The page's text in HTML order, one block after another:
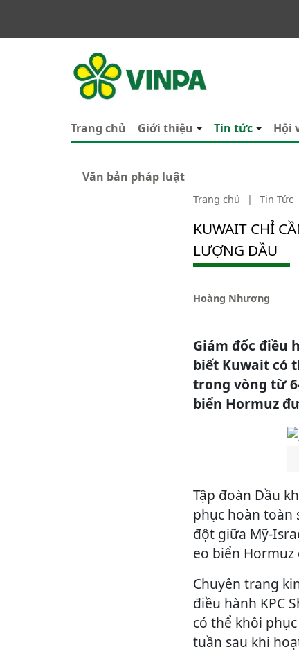
VINPA
Trang chủ Giới thiệu Tin tức Hội
Văn bản pháp luật
Trang chủ | Tin Tức
KUWAIT CHỈ
LƯỢNG DẦU
Hoàng Nhương
Giám đốc điều
biết Kuwait có
trong vòng từ
biển Hormuz
Tập đoàn Dầu
phục hoàn toàn
đột giữa Mỹ-
eo biển
Chuyên trang
điều hành KPC
có thể khôi
tuần sau khi